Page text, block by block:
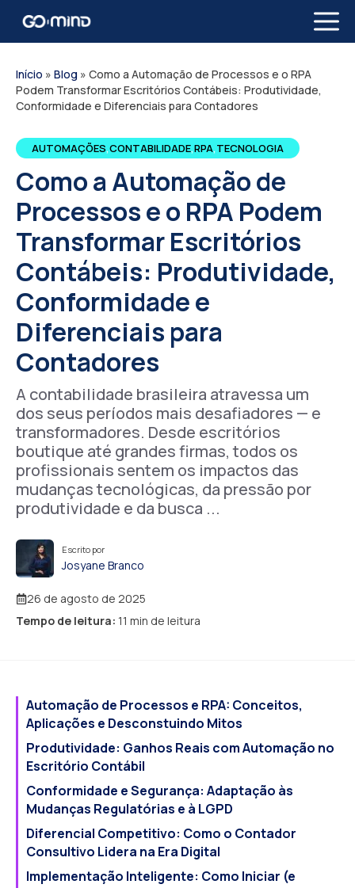
para
Início » Blog » Como a Automação de Processos e o RPA
Podem Transformar Escritórios Contábeis: Produtividade,
Conformidade e Diferenciais para Contadores
AUTOMAÇÕES,CONTABILIDADE,RPA,TECNOLOGIA
Como a Automação de
Processos e o RPA Podem
Transformar Escritórios
Contábeis: Produtividade,
Conformidade e
Diferenciais para
Contadores
A contabilidade brasileira atravessa um
dos seus períodos mais desafiadores — e
transformadores. Desde escritórios
boutique até grandes firmas, todos os
profissionais sentem os impactos das
mudanças tecnológicas, da pressão por
produtividade e da busca ...
Escrito por
Josyane Branco
26 de agosto de 2025
Tempo de leitura: 11 min de leitura
Automação de Processos e RPA: Conceitos,
Aplicações e Desconstuindo Mitos
Produtividade: Ganhos Reais com Automação no
Escritório Contábil
Conformidade e Segurança: Adaptação às
Mudanças Regulatórias e à LGPD
Diferencial Competitivo: Como o Contador
Consultivo Lidera na Era Digital
Implementação Inteligente: Como Iniciar (e